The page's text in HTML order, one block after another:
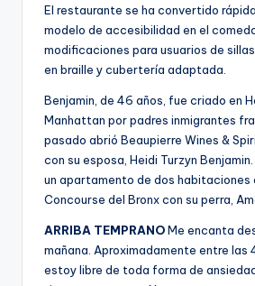
El restaurante se ha convertido
modelo de accesibilidad en el
modificaciones para usuarios de
en braille y cubertería adaptada.
Benjamin, de 46 años, fue criado en
Manhattan por padres inmigrantes
pasado abrió Beaupierre Wines &
con su esposa, Heidi Turzyn
un apartamento de dos habitaciones
Concourse del Bronx con su perra,
ARRIBA TEMPRANOMe encanta
mañana. Aproximadamente entre las
estoy libre de toda forma de